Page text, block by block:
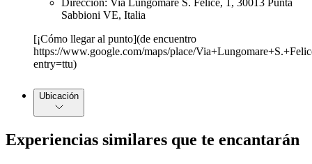
Sabbioni VE, Italia
[¡Cómo llegar al punto](de encuentro
https://www.google.com/maps/place/
entry=ttu)
Ubicación
Experiencias similares que te encantarán